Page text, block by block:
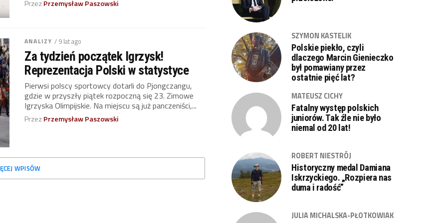
PrzezPrzemysław Paszowski
ANALIZY / 9 lat ago
Za tydzień początek Igrzysk!
Reprezentacja Polski w statystyce
Pierwsi polscy sportowcy dotarli do Pjongczangu,
gdzie w przyszły piątek rozpoczną się 23. Zimowe
Igrzyska Olimpijskie. Na miejscu są już panczeniści,...
PrzezPrzemysław Paszowski
WPISÓW
SZYMON KASTELIK
Polskie piekło, czyli
dlaczego Marcin Gienieczko
był pomawiany przez
ostatnie pięć lat?
MATEUSZ CICHY
Fatalny występ polskich
juniorów. Tak źle nie było
niemal od 20 lat!
ROBERT NIESTRÓJ
Historyczny medal Damiana
Iskrzyckiego. „Rozpiera nas
duma i radość”
JULIA MICHALSKA-PŁOTKOWIAK